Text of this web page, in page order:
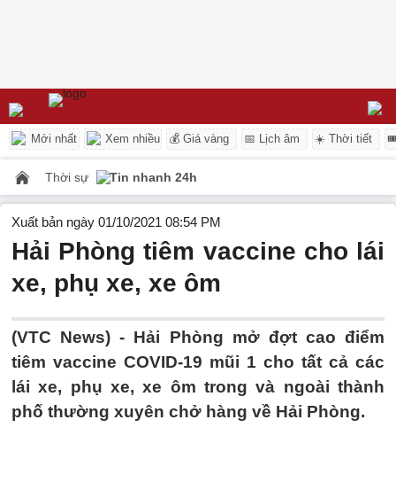
Mới nhất Xem nhiều 💰 Giá vàng 📅 Lịch âm ☀️ Thời tiết
Thời sự Tin nhanh 24h
Xuất bản ngày 01/10/2021 08:54 PM
Hải Phòng tiêm vaccine cho lái
xe, phụ xe, xe ôm
(VTC News) - Hải Phòng mở đợt cao điểm
tiêm vaccine COVID-19 mũi 1 cho tất cả các
lái xe, phụ xe, xe ôm trong và ngoài thành
phố thường xuyên chở hàng về Hải Phòng.